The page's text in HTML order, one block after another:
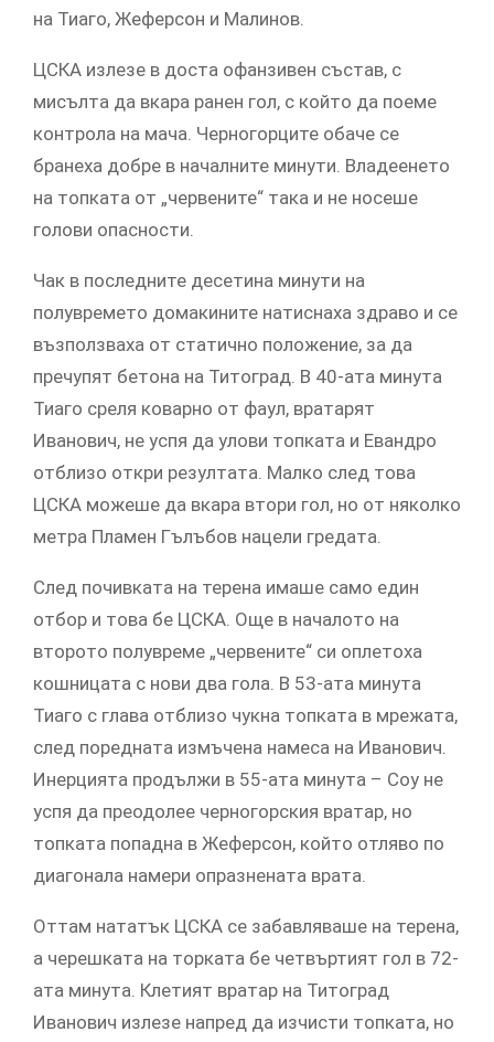
на Тиаго, Жеферсон и Малинов.
ЦСКА излезе в доста офанзивен състав, с
мисълта да вкара ранен гол, с който да поеме
контрола на мача. Черногорците обаче се
бранеха добре в началните минути. Владеенето
на топката от „червените“ така и не носеше
голови опасности.
Чак в последните десетина минути на
полувремето домакините натиснаха здраво и се
възползваха от статично положение, за да
пречупят бетона на Титоград. В 40-ата минута
Тиаго среля коварно от фаул, вратарят
Иванович, не успя да улови топката и Евандро
отблизо откри резултата. Малко след това
ЦСКА можеше да вкара втори гол, но от няколко
метра Пламен Гълъбов нацели гредата.
След почивката на терена имаше само един
отбор и това бе ЦСКА. Още в началото на
второто полувреме „червените“ си оплетоха
кошницата с нови два гола. В 53-ата минута
Тиаго с глава отблизо чукна топката в мрежата,
след поредната измъчена намеса на Иванович.
Инерцията продължи в 55-ата минута – Соу не
успя да преодолее черногорския вратар, но
топката попадна в Жеферсон, който отляво по
диагонала намери опразнената врата.
Оттам нататък ЦСКА се забавляваше на терена,
а черешката на торката бе четвъртият гол в 72-
ата минута. Клетият вратар на Титоград
Иванович излезе напред да изчисти топката, но